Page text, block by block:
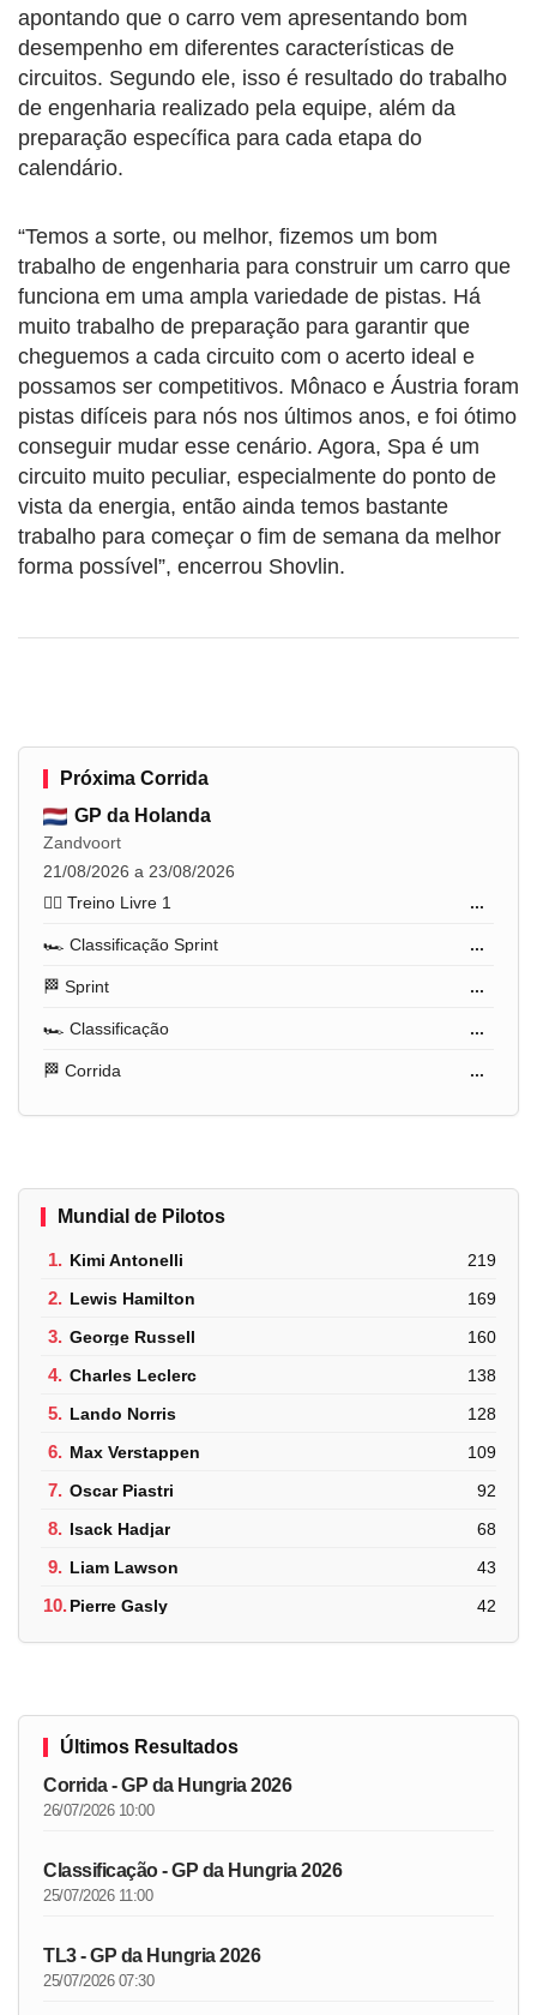
apontando que o carro vem apresentando bom
desempenho em diferentes características de
circuitos. Segundo ele, isso é resultado do trabalho
de engenharia realizado pela equipe, além da
preparação específica para cada etapa do
calendário.
“Temos a sorte, ou melhor, fizemos um bom
trabalho de engenharia para construir um carro que
funciona em uma ampla variedade de pistas. Há
muito trabalho de preparação para garantir que
cheguemos a cada circuito com o acerto ideal e
possamos ser competitivos. Mônaco e Áustria foram
pistas difíceis para nós nos últimos anos, e foi ótimo
conseguir mudar esse cenário. Agora, Spa é um
circuito muito peculiar, especialmente do ponto de
vista da energia, então ainda temos bastante
trabalho para começar o fim de semana da melhor
forma possível”, encerrou Shovlin.
Próxima Corrida
GP da Holanda
Zandvoort
21/08/2026 a 23/08/2026
🏋️‍♂️ Treino Livre 1
...
🏎️ Classificação Sprint ...
🏁 Sprint ...
🏎️ Classificação ...
🏁 Corrida ...
Mundial de Pilotos
1. Kimi Antonelli 219
2. Lewis Hamilton 169
3. George Russell 160
4. Charles Leclerc 138
5. Lando Norris 128
6. Max Verstappen 109
7. Oscar Piastri 92
8. Isack Hadjar 68
9. Liam Lawson 43
10.Pierre Gasly 42
Últimos Resultados
Corrida - GP da Hungria 2026
26/07/2026 10:00
Classificação - GP da Hungria 2026
25/07/2026 11:00
TL3 - GP da Hungria 2026
25/07/2026 07:30